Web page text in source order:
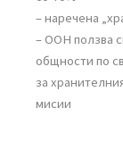
– наречена
– ООН ползва
общности по
за
мисии